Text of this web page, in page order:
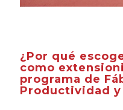
¿Por qué
como
programa de
Productividad